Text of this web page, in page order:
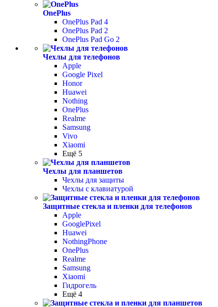
OnePlus
OnePlus Pad 4
OnePlus Pad 2
OnePlus Pad Go 2
Чехлы для телефонов
Apple
Google Pixel
Honor
Huawei
Nothing
OnePlus
Realme
Samsung
Vivo
Xiaomi
Ещё 5
Чехлы для планшетов
Чехлы для защиты
Чехлы с клавиатурой
Защитные стекла и пленки для телефонов
Apple
GooglePixel
Huawei
NothingPhone
OnePlus
Realme
Samsung
Xiaomi
Гидрогель
Ещё 4